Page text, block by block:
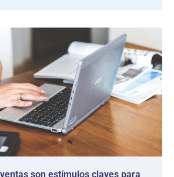
son estímulos claves para